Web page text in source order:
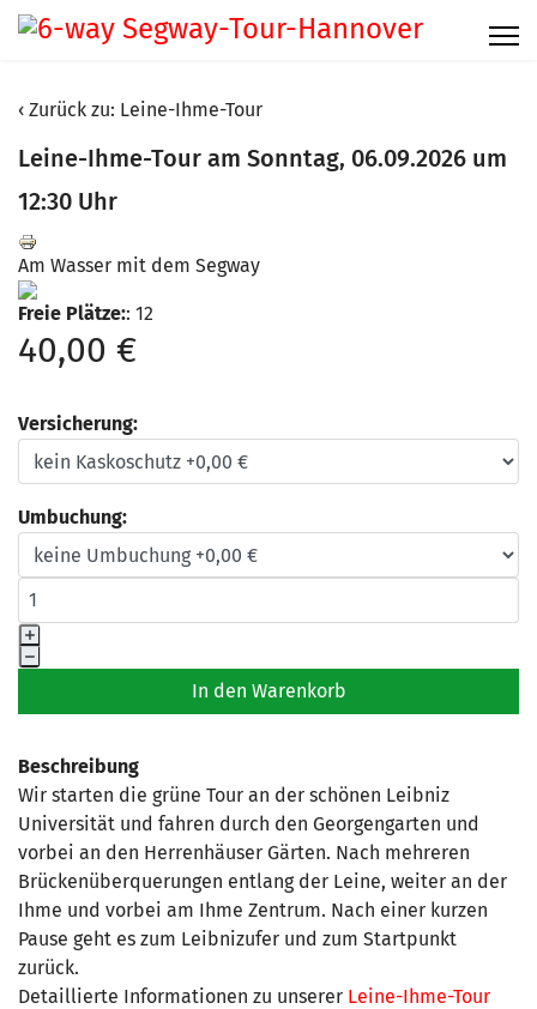
Zurück zu: Leine-Ihme-Tour
Leine-Ihme-Tour am Sonntag, 06.09.2026 um
12:30 Uhr
Am Wasser mit dem Segway
Freie Plätze:: 12
40,00 €
Versicherung:
Umbuchung:
Beschreibung
Wir starten die grüne Tour an der schönen Leibniz
Universität und fahren durch den Georgengarten und
vorbei an den Herrenhäuser Gärten. Nach mehreren
Brückenüberquerungen entlang der Leine, weiter an der
Ihme und vorbei am Ihme Zentrum. Nach einer kurzen
Pause geht es zum Leibnizufer und zum Startpunkt
zurück.
Detaillierte Informationen zu unserer Leine-Ihme-Tour